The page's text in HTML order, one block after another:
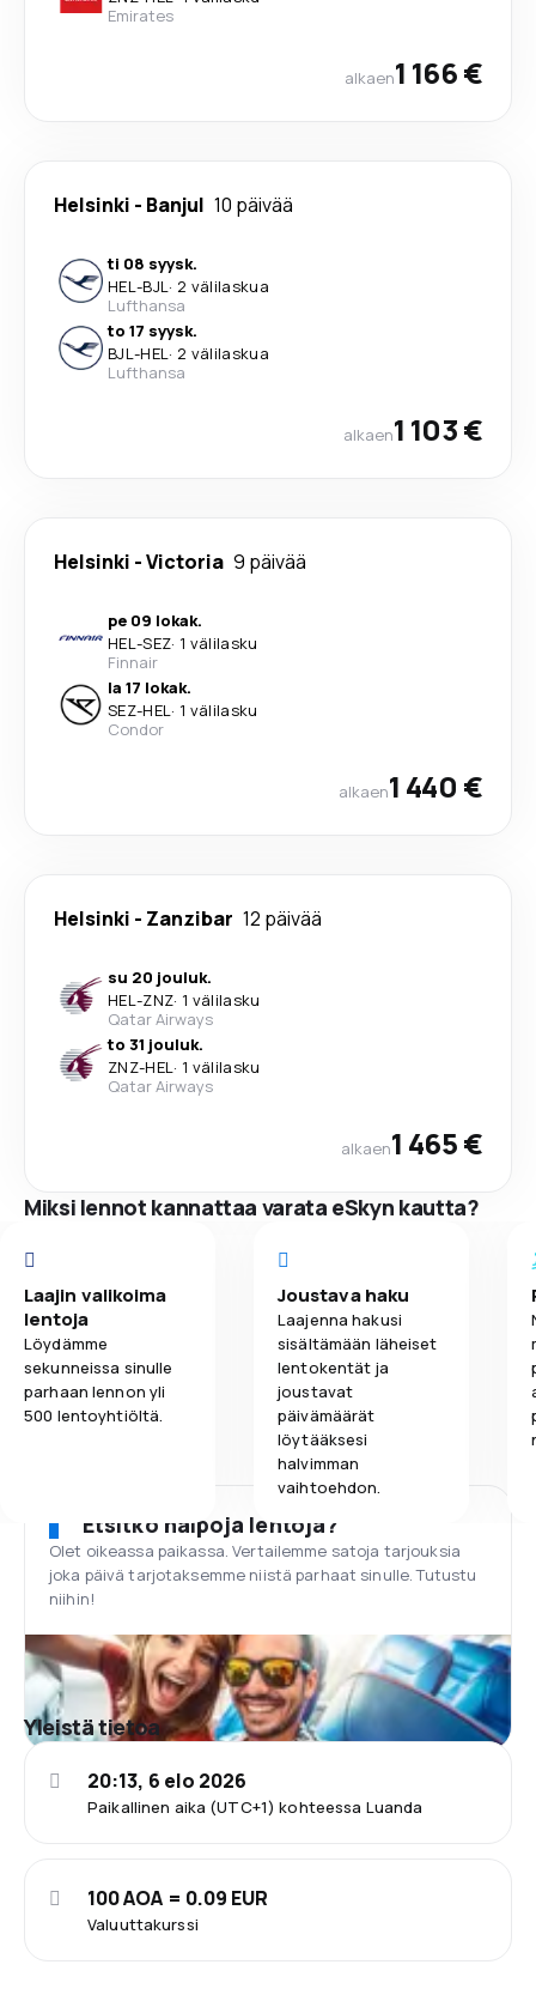
Emirates
alkaen1 166 €
Helsinki - Banjul 10 päivää
ti 08 syysk.
HEL-BJL· 2 välilaskua
Lufthansa
to 17 syysk.
BJL-HEL· 2 välilaskua
Lufthansa
alkaen1 103 €
Helsinki -Victoria 9 päivää
pe 09 lokak.
HEL-SEZ· 1 välilasku
Finnair
la 17 lokak.
SEZ-HEL· 1 välilasku
Condor
alkaen1 440 €
Helsinki - Zanzibar 12 päivää
su 20 jouluk.
HEL-ZNZ· 1 välilasku
Qatar Airways
to 31 jouluk.
ZNZ-HEL· 1 välilasku
Qatar Airways
alkaen1 465 €
Miksi lennot kannattaa varata eSkyn kautta?
Laajin valikoima
lentoja
Löydämme
sekunneissa sinulle
parhaan lennon yli
500 lentoyhtiöltä.
Joustava haku
Laajenna hakusi
sisältämään läheiset
lentokentät ja
joustavat
päivämäärät
löytääksesi
halvimman
vaihtoehdon.
Etsitkö halpoja lentoja?
Olet oikeassa paikassa. Vertailemme satoja tarjouksia
joka päivä tarjotaksemme niistä parhaat sinulle. Tutustu
niihin!
Yleistä tietoa
Paikallinen aika (UTC+1) kohteessa Luanda
20:13, 6 elo 2026
Valuuttakurssi
100 AOA = 0.09 EUR